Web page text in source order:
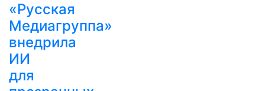
«Русская
Медиагруппа»
внедрила
ИИ
для